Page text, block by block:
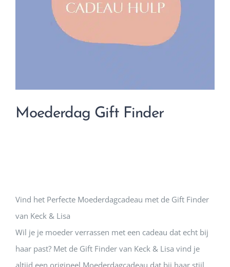
Moederdag Gift Finder
Vind het Perfecte Moederdagcadeau met de Gift Finder
van Keck & Lisa
Wil je je moeder verrassen met een cadeau dat echt bij
haar past? Met de Gift Finder van Keck & Lisa vind je